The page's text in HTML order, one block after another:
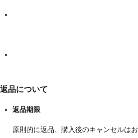
返品について
返品期限
原則的に返品、購入後のキャンセルはお